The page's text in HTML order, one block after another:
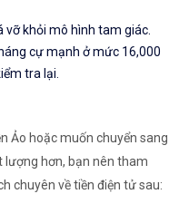
vỡ khỏi mô hình tam giác.
cự mạnh ở mức 16,000
tra lại.
Ảo hoặc muốn chuyển sang
lượng hơn, bạn nên tham
chuyên về tiền điện tử sau: